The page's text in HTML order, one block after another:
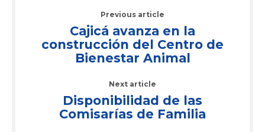
Previous article
Cajicá avanza en la
construcción del Centro de
Bienestar Animal
Next article
Disponibilidad de las
Comisarías de Familia